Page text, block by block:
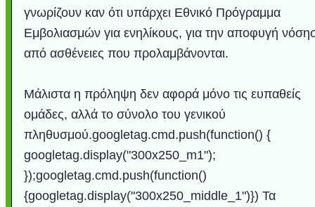
γνωρίζουν καν ότι υπάρχει Εθνικό Πρόγραμμα
Εμβολιασμών για ενηλίκους, για την αποφυγή
από ασθένειες που προλαμβάνονται.
Μάλιστα η πρόληψη δεν αφορά μόνο τις ευπαθείς
ομάδες, αλλά το σύνολο του γενικού
πληθυσμού.googletag.cmd.push(function() {
googletag.display("300x250_m1");
});googletag.cmd.push(function()
{googletag.display("300x250_middle_1")}) Τα
τα μαλλιά
Σταθμός: Ο
το παράθυρό
καταιγίδα
από
στην
Αθήνας από το
που κάνει το
φωτίσει τη Γη
κι απ' το
λεοπάρδαλη
μωρό
Νορβηγία που